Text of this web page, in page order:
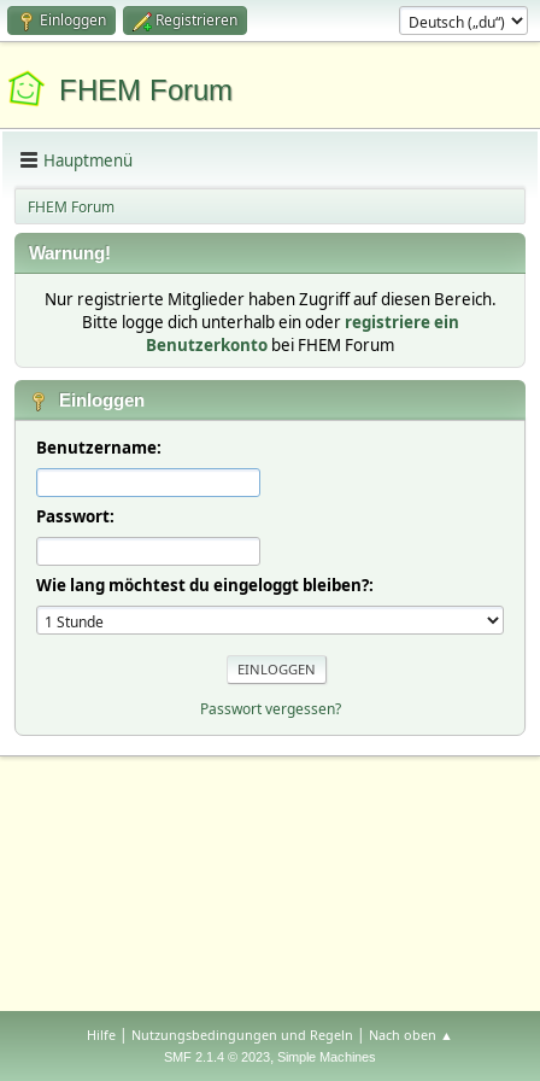
Einloggen Registrieren
FHEM Forum
Hauptmenü
FHEM Forum
Warnung!
Nur registrierte Mitglieder haben Zugriff auf diesen Bereich.
Bitte logge dich unterhalb ein oder registriere ein
Benutzerkonto bei FHEM Forum
Einloggen
Benutzername:
Passwort:
Wie lang möchtest du eingeloggt bleiben?:
Passwort vergessen?
Hilfe | Nutzungsbedingungen und Regeln | Nach oben ▲
SMF 2.1.4 © 2023, Simple Machines